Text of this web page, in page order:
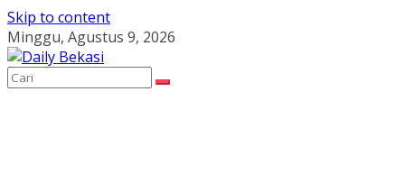
Skip to content
Minggu, Agustus 9, 2026